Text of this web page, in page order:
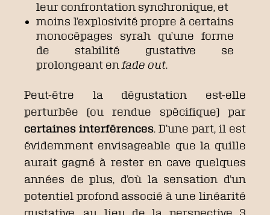
leur confrontation synchronique, et
moins l’explosivité propre à certains
monocépages syrah qu’une forme
de stabilité gustative se
prolongeant en fade out.
Peut-être la dégustation est-elle
perturbée (ou rendue spécifique) par
certaines interférences. D’une part, il est
évidemment envisageable que la quille
aurait gagné à rester en cave quelques
années de plus, d’où la sensation d’un
potentiel profond associé à une linéarité